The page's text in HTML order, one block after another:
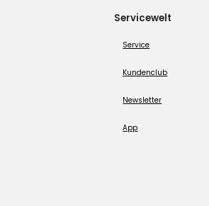
Servicewelt
Service
Kundenclub
Newsletter
App